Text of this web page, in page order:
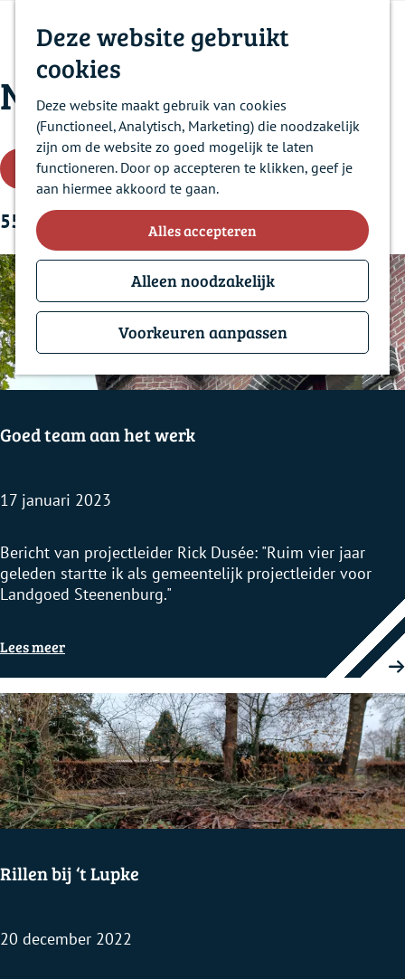
Deze website gebruikt
cookies
Deze website maakt gebruik van cookies
(Functioneel, Analytisch, Marketing) die noodzakelijk
zijn om de website zo goed mogelijk te laten
functioneren. Door op accepteren te klikken, geef je
aan hiermee akkoord te gaan.
Alles accepteren
Alleen noodzakelijk
Voorkeuren aanpassen
a
r
h
o
e
a
g
e
k
e n
u
o
s
e
n
Historie
Veelgestelde vragen
Nieuws
W
a
t
z
o
e
k
j
?
Filter
55 t/m 60 van 102 resultaten
Goed team aan het werk
17 januari 2023
G
o
e
e
a
m
a
a
n
h
e
t
e
r
Bericht van projectleider Rick Dusée: "Ruim vier jaar
geleden startte ik als gemeentelijk projectleider voor
Landgoed Steenenburg."
Lees meer
Rillen bij ‘t Lupke
20 december 2022